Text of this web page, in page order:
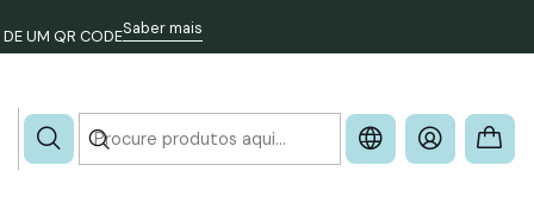
DE UM QR CODESaber mais